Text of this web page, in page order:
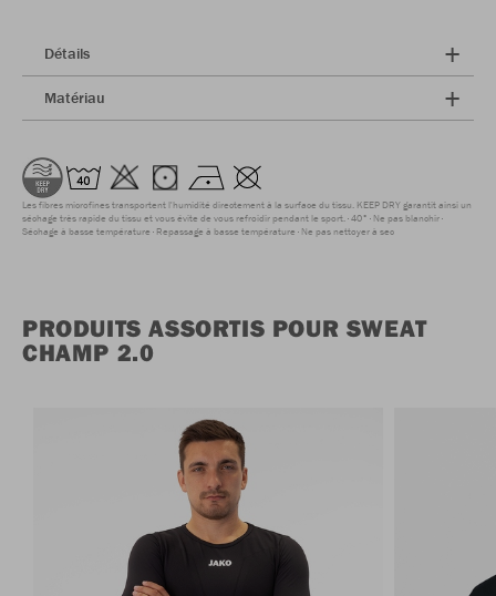
Détails
Matériau
Les fibres microfines transportent l'humidité directement à la surface du tissu. KEEP DRY garantit ainsi un
séchage très rapide du tissu et vous évite de vous refroidir pendant le sport. 40° Ne pas blanchir
Séchage à basse température Repassage à basse température Ne pas nettoyer à sec
PRODUITS ASSORTIS POUR SWEAT
CHAMP 2.0